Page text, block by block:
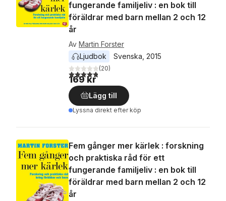
fungerande familjeliv : en bok till
föräldrar med barn mellan 2 och 12
år
Av Martin Forster
Ljudbok
Svenska 2015
4,8utav 5 stjärnor. Totalt antal röster:
(20)
169 kr
Lägg till
Lyssna direkt efter köp
Fem gånger mer kärlek : forskning
och praktiska råd för ett
fungerande familjeliv : en bok till
föräldrar med barn mellan 2 och 12
år